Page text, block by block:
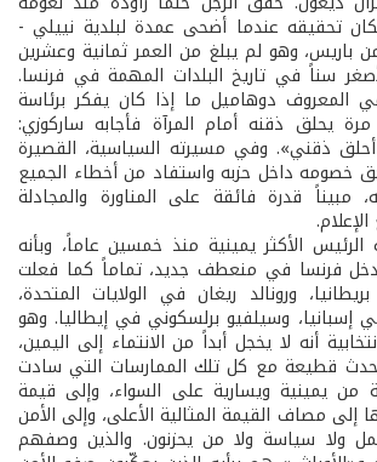
تحقيقه عندما أضحى عمدة لبلدية نييلي -
باريس، وهو لم يبلغ من العمر ثمانية وعشرين
سناً في تاريخ البلدات المهمة في فرنسا.
المعروف دوهاميل ما إذا كان يفكر برئاسة
يحلق ذقنه أمام المرآة فأجابه ساركوزي:
ذقني». وفي مسيرته السياسية، القصيرة
خصومه داخل حزبه واستفاد من أخطاء الجميع
قدرة فائقة على المناورة والمجادلة
الرئيس الأكثر يمينية منذ خمسين عاماً، وبأنه
فرنسا في منعطف جديد، تماماً كما فعلت
ورونالد ريغان في الولايات المتحدة،
إسبانيا، وسيلفيو برلسكوني في إيطاليا. وهو
أنه لا يخجل أبداً من الانتماء إلى اليمين،
قطيعة مع كل تلك الممارسات التي سادت
من يمينية ويسارية على السواء، وإلى قيمة
إلى مصاف القيمة المثالية الأعلى، وإلى الأمن
ولا سياسة ولا من يحزنون. والذين وصفهم